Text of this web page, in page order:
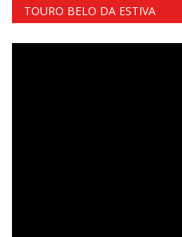
TOURO BELO DA ESTIVA